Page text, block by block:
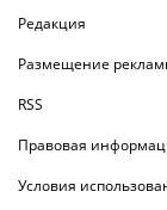
Редакция
Размещение
RSS
Правовая
Условия